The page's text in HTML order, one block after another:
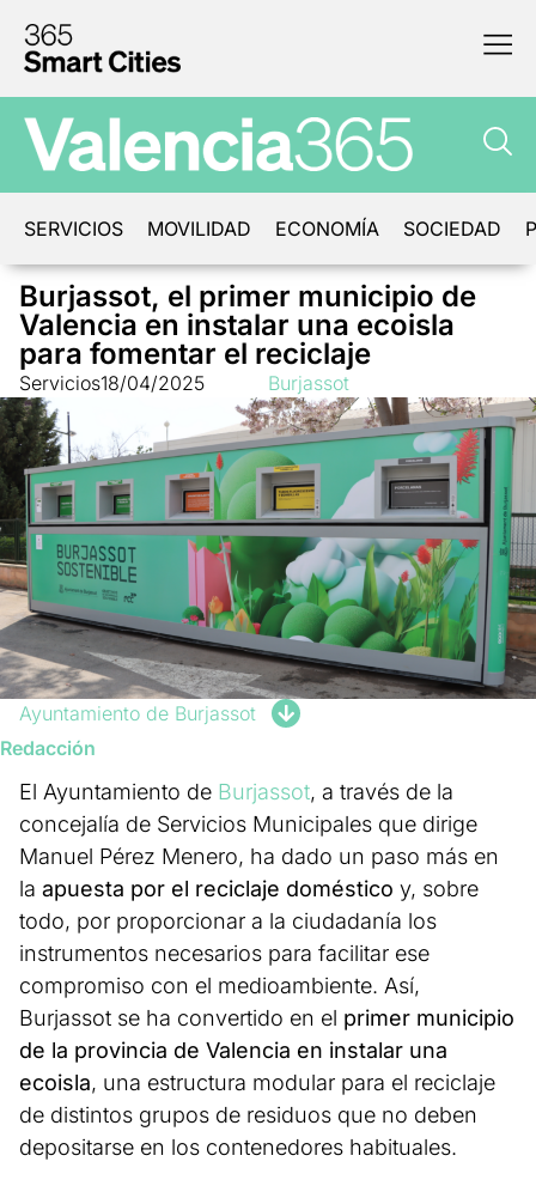
SERVICIOS MOVILIDAD ECONOMÍA SOCIEDAD
Burjassot, el primer municipio de
Valencia en instalar una ecoisla
para fomentar el reciclaje
Servicios18/04/2025 Burjassot
Ayuntamiento de Burjassot
Redacción
El Ayuntamiento de Burjassot, a través de la
concejalía de Servicios Municipales que dirige
Manuel Pérez Menero, ha dado un paso más en
la apuesta por el reciclaje doméstico y, sobre
todo, por proporcionar a la ciudadanía los
instrumentos necesarios para facilitar ese
compromiso con el medioambiente. Así,
Burjassot se ha convertido en el primer municipio
de la provincia de Valencia en instalar una
ecoisla, una estructura modular para el reciclaje
de distintos grupos de residuos que no deben
depositarse en los contenedores habituales.